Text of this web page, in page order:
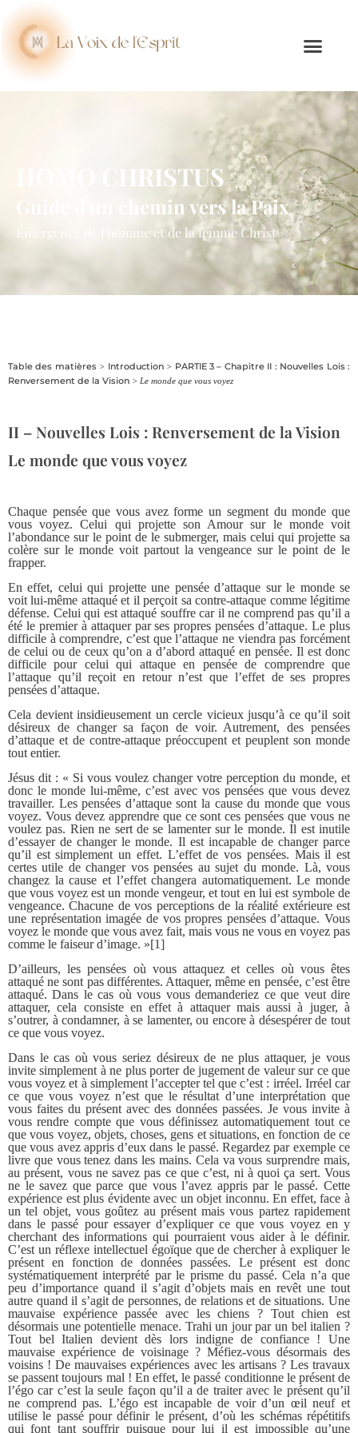
HOMO CHRISTUS
Guide d'un chemin vers la Paix
Émergence de l'homme et de la femme Christ
Table des matières> Introduction> PARTIE 3 – Chapitre II : Nouvelles Lois :
Renversement de la Vision > Le monde que vous voyez
II – Nouvelles Lois : Renversement de la Vision
Le monde que vous voyez
Chaque pensée que vous avez forme un segment du monde que
vous voyez. Celui qui projette son Amour sur le monde voit
l’abondance sur le point de le submerger, mais celui qui projette sa
colère sur le monde voit partout la vengeance sur le point de le
frapper.
En effet, celui qui projette une pensée d’attaque sur le monde se
voit lui-même attaqué et il perçoit sa contre-attaque comme légitime
défense. Celui qui est attaqué souffre car il ne comprend pas qu’il a
été le premier à attaquer par ses propres pensées d’attaque. Le plus
difficile à comprendre, c’est que l’attaque ne viendra pas forcément
de celui ou de ceux qu’on a d’abord attaqué en pensée. Il est donc
difficile pour celui qui attaque en pensée de comprendre que
l’attaque qu’il reçoit en retour n’est que l’effet de ses propres
pensées d’attaque.
Cela devient insidieusement un cercle vicieux jusqu’à ce qu’il soit
désireux de changer sa façon de voir. Autrement, des pensées
d’attaque et de contre-attaque préoccupent et peuplent son monde
tout entier.
Jésus dit : « Si vous voulez changer votre perception du monde, et
donc le monde lui-même, c’est avec vos pensées que vous devez
travailler. Les pensées d’attaque sont la cause du monde que vous
voyez. Vous devez apprendre que ce sont ces pensées que vous ne
voulez pas. Rien ne sert de se lamenter sur le monde. Il est inutile
d’essayer de changer le monde. Il est incapable de changer parce
qu’il est simplement un effet. L’effet de vos pensées. Mais il est
certes utile de changer vos pensées au sujet du monde. Là, vous
changez la cause et l’effet changera automatiquement. Le monde
que vous voyez est un monde vengeur, et tout en lui est symbole de
vengeance. Chacune de vos perceptions de la réalité extérieure est
une représentation imagée de vos propres pensées d’attaque. Vous
voyez le monde que vous avez fait, mais vous ne vous en voyez pas
comme le faiseur d’image. »[1]
D’ailleurs, les pensées où vous attaquez et celles où vous êtes
attaqué ne sont pas différentes. Attaquer, même en pensée, c’est être
attaqué. Dans le cas où vous vous demanderiez ce que veut dire
attaquer, cela consiste en effet à attaquer mais aussi à juger, à
s’outrer, à condamner, à se lamenter, ou encore à désespérer de tout
ce que vous voyez.
Dans le cas où vous seriez désireux de ne plus attaquer, je vous
invite simplement à ne plus porter de jugement de valeur sur ce que
vous voyez et à simplement l’accepter tel que c’est : irréel. Irréel car
ce que vous voyez n’est que le résultat d’une interprétation que
vous faites du présent avec des données passées. Je vous invite à
vous rendre compte que vous définissez automatiquement tout ce
que vous voyez, objets, choses, gens et situations, en fonction de ce
que vous avez appris d’eux dans le passé. Regardez par exemple ce
livre que vous tenez dans les mains. Cela va vous surprendre mais,
au présent, vous ne savez pas ce que c’est, ni à quoi ça sert. Vous
ne le savez que parce que vous l’avez appris par le passé. Cette
expérience est plus évidente avec un objet inconnu. En effet, face à
un tel objet, vous goûtez au présent mais vous partez rapidement
dans le passé pour essayer d’expliquer ce que vous voyez en y
cherchant des informations qui pourraient vous aider à le définir.
C’est un réflexe intellectuel égoïque que de chercher à expliquer le
présent en fonction de données passées. Le présent est donc
systématiquement interprété par le prisme du passé. Cela n’a que
peu d’importance quand il s’agit d’objets mais en revêt une tout
autre quand il s’agit de personnes, de relations et de situations. Une
mauvaise expérience passée avec les chiens ? Tout chien est
désormais une potentielle menace. Trahi un jour par un bel italien ?
Tout bel Italien devient dès lors indigne de confiance ! Une
mauvaise expérience de voisinage ? Méfiez-vous désormais des
voisins ! De mauvaises expériences avec les artisans ? Les travaux
se passent toujours mal ! En effet, le passé conditionne le présent de
l’égo car c’est la seule façon qu’il a de traiter avec le présent qu’il
ne comprend pas. L’égo est incapable de voir d’un œil neuf et
utilise le passé pour définir le présent, d’où les schémas répétitifs
qui font tant souffrir puisque pour lui il est impossible qu’une